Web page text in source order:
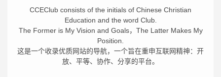
CCEClub consists of the initials of Chinese Christian
Education and the word Club.
The Former is My Vision and Goals，The Latter Makes My
Position.
这是一个收录优质网站的导航，一个旨在重申互联网精神：开
放、平等、协作、分享的平台。